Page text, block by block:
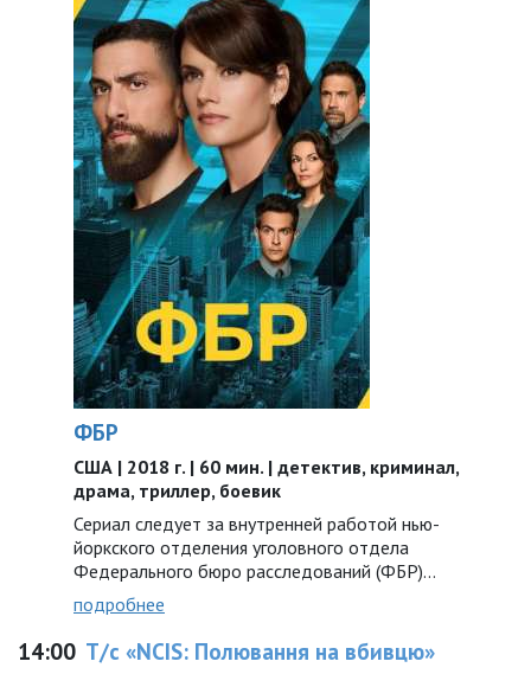
ФБР
США | 2018 г. | 60 мин. | детектив, криминал,
драма, триллер, боевик
Сериал следует за внутренней работой нью-
йоркского отделения уголовного отдела
Федерального бюро расследований (ФБР)...
подробнее
14:00 Т/с «NCIS: Полювання на вбивцю»